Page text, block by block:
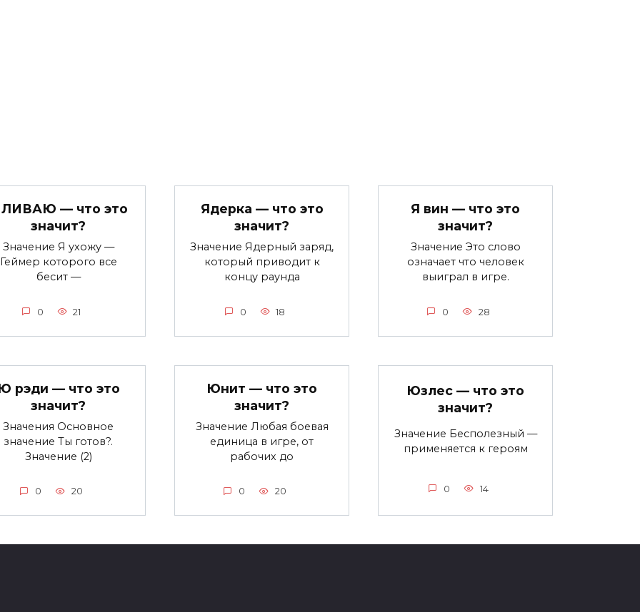
— что это
значит?
Значение Я ухожу —
Геймер которого все
бесит —
0 21
Ядерка — что это
значит?
Значение Ядерный заряд,
который приводит к
концу раунда
0 18
Я вин — что это
значит?
Значение Это слово
означает что человек
выиграл в игре.
0 28
рэди — что это
значит?
Значения Основное
значение Ты готов?.
Значение (2)
0 20
Юнит — что это
значит?
Значение Любая боевая
единица в игре, от
рабочих до
0 20
Юзлес — что это
значит?
Значение Бесполезный —
применяется к героям
0 14